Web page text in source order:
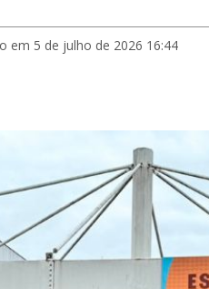
em 5 de julho de 2026 16:44